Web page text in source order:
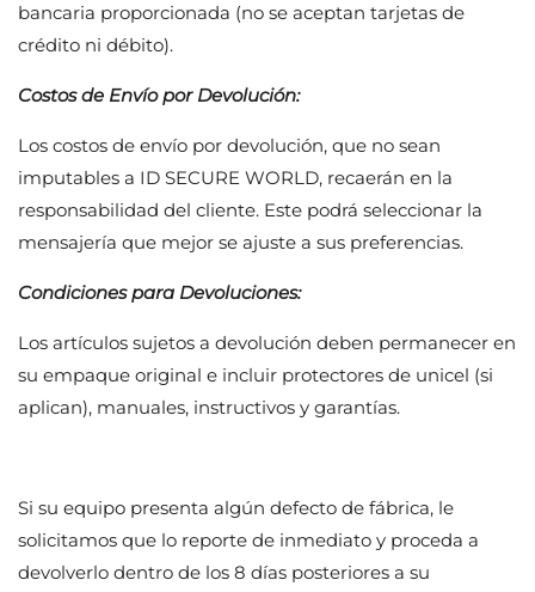
bancaria proporcionada (no se aceptan tarjetas de
crédito ni débito).
Costos de Envío por Devolución:
Los costos de envío por devolución, que no sean
imputables a ID SECURE WORLD, recaerán en la
responsabilidad del cliente. Este podrá seleccionar la
mensajería que mejor se ajuste a sus preferencias.
Condiciones para Devoluciones:
Los artículos sujetos a devolución deben permanecer en
su empaque original e incluir protectores de unicel (si
aplican), manuales, instructivos y garantías.
Si su equipo presenta algún defecto de fábrica, le
solicitamos que lo reporte de inmediato y proceda a
devolverlo dentro de los 8 días posteriores a su